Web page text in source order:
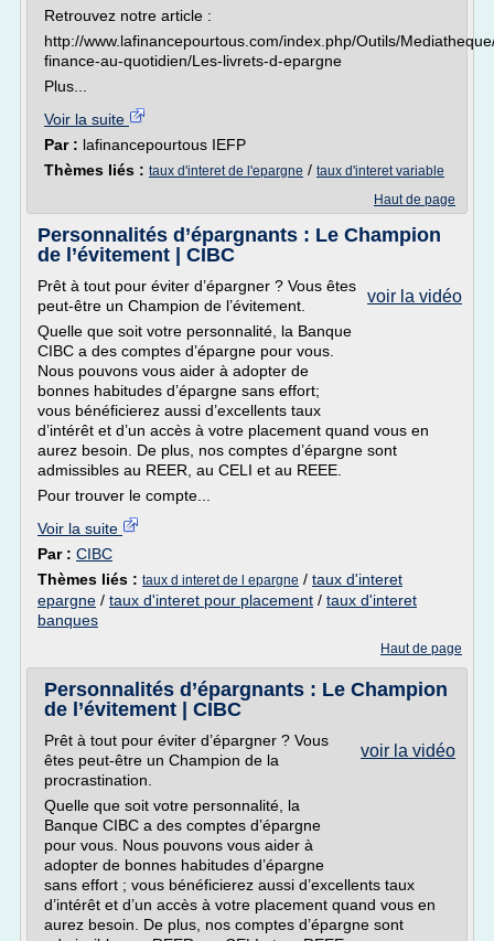
Retrouvez notre article :
http://www.lafinancepourtous.com/index.php/Outils/
finance-au-quotidien/Les-livrets-d-epargne
Plus...
Voir la suite
Par : lafinancepourtous IEFP
Thèmes liés : taux d'interet de l'epargne / taux d'interet variable
Haut de page
Personnalités d’épargnants : Le Champion
de l’évitement | CIBC
voir la vidéo
Prêt à tout pour éviter d’épargner ? Vous êtes
peut-être un Champion de l’évitement.
Quelle que soit votre personnalité, la Banque
CIBC a des comptes d’épargne pour vous.
Nous pouvons vous aider à adopter de
bonnes habitudes d’épargne sans effort;
vous bénéficierez aussi d’excellents taux
d’intérêt et d’un accès à votre placement quand vous en
aurez besoin. De plus, nos comptes d’épargne sont
admissibles au REER, au CELI et au REEE.
Pour trouver le compte...
Voir la suite
Par : CIBC
Thèmes liés : taux d interet de l epargne / taux d'interet
epargne / taux d'interet pour placement / taux d'interet
banques
Haut de page
Personnalités d’épargnants : Le Champion
de l’évitement | CIBC
voir la vidéo
Prêt à tout pour éviter d’épargner ? Vous
êtes peut-être un Champion de la
procrastination.
Quelle que soit votre personnalité, la
Banque CIBC a des comptes d’épargne
pour vous. Nous pouvons vous aider à
adopter de bonnes habitudes d’épargne
sans effort ; vous bénéficierez aussi d’excellents taux
d’intérêt et d’un accès à votre placement quand vous en
aurez besoin. De plus, nos comptes d’épargne sont